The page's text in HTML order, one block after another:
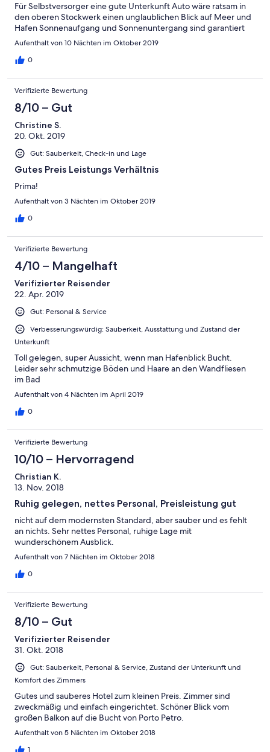
Für Selbstversorger eine gute Unterkunft Auto wäre ratsam in
den oberen Stockwerk einen unglaublichen Blick auf Meer und
Hafen Sonnenaufgang und Sonnenuntergang sind garantiert
Aufenthalt von 10 Nächten im Oktober 2019
0
Verifizierte Bewertung
8/10 – Gut
Christine S.
20. Okt. 2019
Gut: Sauberkeit, Check-in und Lage
Gutes Preis Leistungs Verhältnis
Prima!
Aufenthalt von 3 Nächten im Oktober 2019
0
Verifizierte Bewertung
4/10 – Mangelhaft
Verifizierter Reisender
22. Apr. 2019
Gut: Personal & Service
Verbesserungswürdig: Sauberkeit, Ausstattung und Zustand der
Unterkunft
Toll gelegen, super Aussicht, wenn man Hafenblick Bucht.
Leider sehr schmutzige Böden und Haare an den Wandfliesen
im Bad
Aufenthalt von 4 Nächten im April 2019
0
Verifizierte Bewertung
10/10 – Hervorragend
Christian K.
13. Nov. 2018
Ruhig gelegen, nettes Personal, Preisleistung gut
nicht auf dem modernsten Standard, aber sauber und es fehlt
an nichts. Sehr nettes Personal, ruhige Lage mit
wunderschönem Ausblick.
Aufenthalt von 7 Nächten im Oktober 2018
0
Verifizierte Bewertung
8/10 – Gut
Verifizierter Reisender
31. Okt. 2018
Gut: Sauberkeit, Personal & Service, Zustand der Unterkunft und
Komfort des Zimmers
Gutes und sauberes Hotel zum kleinen Preis. Zimmer sind
zweckmäßig und einfach eingerichtet. Schöner Blick vom
großen Balkon auf die Bucht von Porto Petro.
Aufenthalt von 5 Nächten im Oktober 2018
1